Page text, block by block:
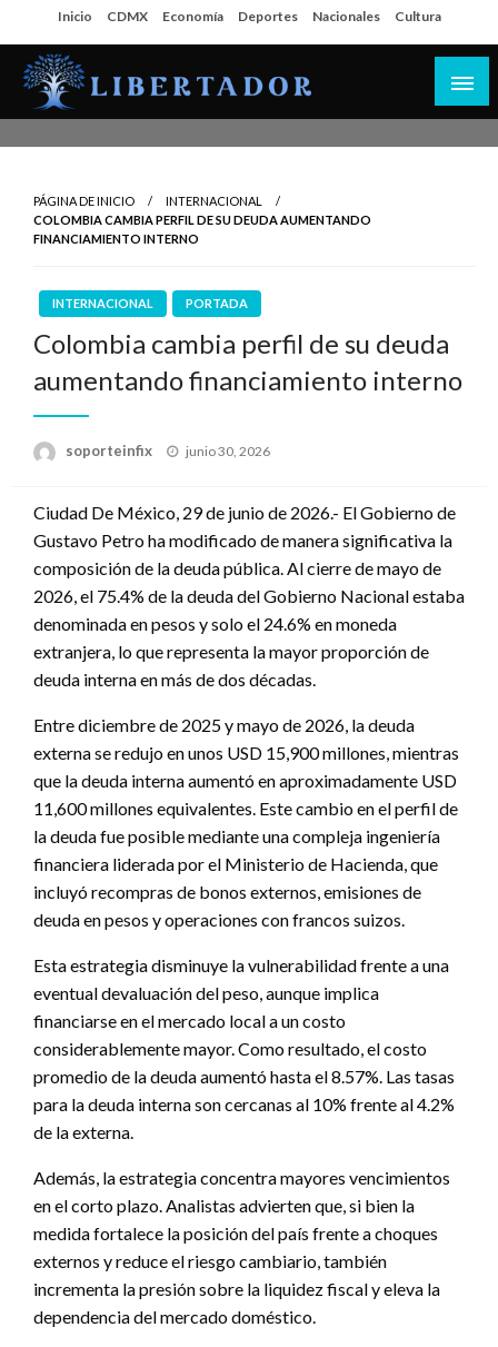
al
contenido
Inicio CDMX Economía Deportes Nacionales Cultura
PÁGINA DE INICIO
INTERNACIONAL
COLOMBIA CAMBIA PERFIL DE SU DEUDA AUMENTANDO
FINANCIAMIENTO INTERNO
INTERNACIONAL PORTADA
Colombia cambia perfil de su deuda
aumentando financiamiento interno
soporteinfix
Publicado
junio 30, 2026
Ciudad De México, 29 de junio de 2026.- El Gobierno de
Gustavo Petro ha modificado de manera significativa la
composición de la deuda pública. Al cierre de mayo de
2026, el 75.4% de la deuda del Gobierno Nacional estaba
denominada en pesos y solo el 24.6% en moneda
extranjera, lo que representa la mayor proporción de
deuda interna en más de dos décadas.
Entre diciembre de 2025 y mayo de 2026, la deuda
externa se redujo en unos USD 15,900 millones, mientras
que la deuda interna aumentó en aproximadamente USD
11,600 millones equivalentes. Este cambio en el perfil de
la deuda fue posible mediante una compleja ingeniería
financiera liderada por el Ministerio de Hacienda, que
incluyó recompras de bonos externos, emisiones de
deuda en pesos y operaciones con francos suizos.
Esta estrategia disminuye la vulnerabilidad frente a una
eventual devaluación del peso, aunque implica
financiarse en el mercado local a un costo
considerablemente mayor. Como resultado, el costo
promedio de la deuda aumentó hasta el 8.57%. Las tasas
para la deuda interna son cercanas al 10% frente al 4.2%
de la externa.
Además, la estrategia concentra mayores vencimientos
en el corto plazo. Analistas advierten que, si bien la
medida fortalece la posición del país frente a choques
externos y reduce el riesgo cambiario, también
incrementa la presión sobre la liquidez fiscal y eleva la
dependencia del mercado doméstico.